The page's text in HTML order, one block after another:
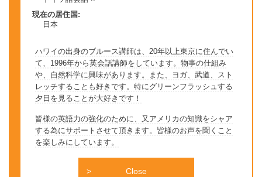
現在の居住国:
日本
ハワイの出身のブルース講師は、20年以上東京に住んでい
て、1996年から英会話講師をしています。物事の仕組み
や、自然科学に興味があります。また、ヨガ、武道、スト
レッチすることも好きです。特にグリーンフラッシュする
夕日を見ることが大好きです！
皆様の英語力の強化のために、又アメリカの知識をシャア
する為にサポートさせて頂きます。皆様のお声を聞くこと
を楽しみにしています。
Close